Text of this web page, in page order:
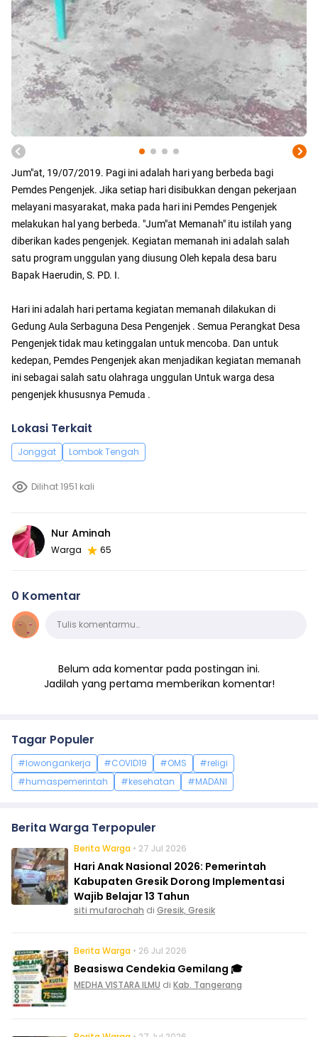
Jum"at, 19/07/2019. Pagi ini adalah hari yang berbeda bagi
Pemdes Pengenjek. Jika setiap hari disibukkan dengan pekerjaan
melayani masyarakat, maka pada hari ini Pemdes Pengenjek
melakukan hal yang berbeda. "Jum"at Memanah" itu istilah yang
diberikan kades pengenjek. Kegiatan memanah ini adalah salah
satu program unggulan yang diusung Oleh kepala desa baru
Bapak Haerudin, S. PD. I.
Hari ini adalah hari pertama kegiatan memanah dilakukan di
Gedung Aula Serbaguna Desa Pengenjek . Semua Perangkat Desa
Pengenjek tidak mau ketinggalan untuk mencoba. Dan untuk
kedepan, Pemdes Pengenjek akan menjadikan kegiatan memanah
ini sebagai salah satu olahraga unggulan Untuk warga desa
pengenjek khususnya Pemuda .
Lokasi Terkait
Jonggat Lombok Tengah
Dilihat 1951 kali
Nur Aminah
Warga 65
0 Komentar
KomentarTulis komentarmu…
Belum ada komentar pada postingan ini.
Jadilah yang pertama memberikan komentar!
Tagar Populer
#lowongankerja #COVID19 #OMS
#religi
#humaspemerintah
#kesehatan #MADANI
Berita Warga Terpopuler
Berita Warga • 27 Jul 2026
Hari Anak Nasional 2026: Pemerintah
Kabupaten Gresik Dorong Implementasi
Wajib Belajar 13 Tahun
siti mufarochah di Gresik, Gresik
Berita Warga • 26 Jul 2026
Beasiswa Cendekia Gemilang 🎓
MEDHA VISTARA ILMU di Kab. Tangerang